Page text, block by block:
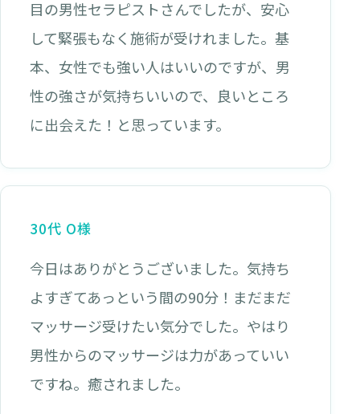
目の男性セラピストさんでしたが、安心
して緊張もなく施術が受けれました。基
本、女性でも強い人はいいのですが、男
性の強さが気持ちいいので、良いところ
に出会えた！と思っています。
30代 O様
今日はありがとうございました。気持ち
よすぎてあっという間の90分！まだまだ
マッサージ受けたい気分でした。やはり
男性からのマッサージは力があっていい
ですね。癒されました。